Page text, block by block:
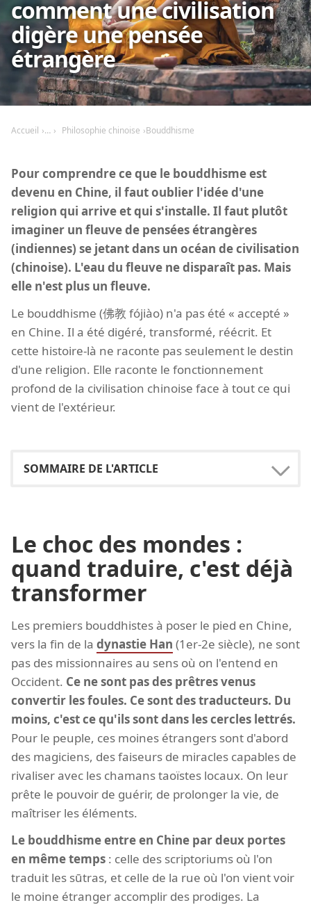
comment une civilisation
digère une pensée
étrangère
Accueil Philosophie chinoise Bouddhisme
Pour comprendre ce que le bouddhisme est
devenu en Chine, il faut oublier l'idée d'une
religion qui arrive et qui s'installe. Il faut plutôt
imaginer un fleuve de pensées étrangères
(indiennes) se jetant dans un océan de civilisation
(chinoise). L'eau du fleuve ne disparaît pas. Mais
elle n'est plus un fleuve.
Le bouddhisme (佛教 fójiào) n'a pas été « accepté »
en Chine. Il a été digéré, transformé, réécrit. Et
cette histoire-là ne raconte pas seulement le destin
d'une religion. Elle raconte le fonctionnement
profond de la civilisation chinoise face à tout ce qui
vient de l'extérieur.
Le choc des mondes :
quand traduire, c'est déjà
transformer
Les premiers bouddhistes à poser le pied en Chine,
vers la fin de la dynastie Han (1er-2e siècle), ne sont
pas des missionnaires au sens où on l'entend en
Occident. Ce ne sont pas des prêtres venus
convertir les foules. Ce sont des traducteurs. Du
moins, c'est ce qu'ils sont dans les cercles lettrés.
Pour le peuple, ces moines étrangers sont d'abord
des magiciens, des faiseurs de miracles capables de
rivaliser avec les chamans taoïstes locaux. On leur
prête le pouvoir de guérir, de prolonger la vie, de
maîtriser les éléments.
Le bouddhisme entre en Chine par deux portes
en même temps : celle des scriptoriums où l'on
traduit les sūtras, et celle de la rue où l'on vient voir
le moine étranger accomplir des prodiges. La